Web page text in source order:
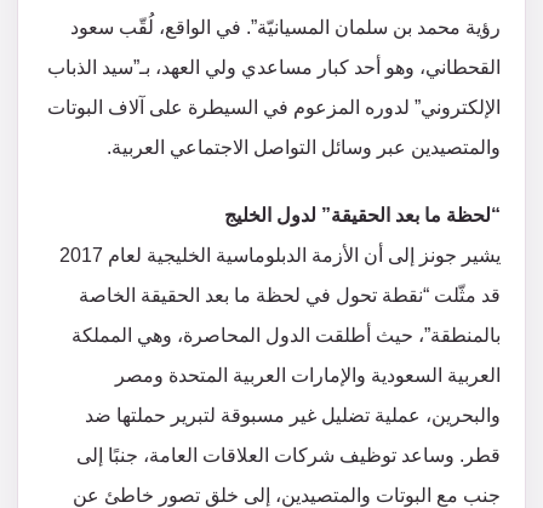
رؤية محمد بن سلمان المسيانيّة”. في الواقع، لُقّب سعود
القحطاني، وهو أحد كبار مساعدي ولي العهد، بـ”سيد الذباب
الإلكتروني” لدوره المزعوم في السيطرة على آلاف البوتات
والمتصيدين عبر وسائل التواصل الاجتماعي العربية.
“لحظة ما بعد الحقيقة” لدول الخليج
يشير جونز إلى أن الأزمة الدبلوماسية الخليجية لعام 2017
قد مثّلت “نقطة تحول في لحظة ما بعد الحقيقة الخاصة
بالمنطقة”، حيث أطلقت الدول المحاصرة، وهي المملكة
العربية السعودية والإمارات العربية المتحدة ومصر
والبحرين، عملية تضليل غير مسبوقة لتبرير حملتها ضد
قطر. وساعد توظيف شركات العلاقات العامة، جنبًا إلى
جنب مع البوتات والمتصيدين، إلى خلق تصور خاطئ عن